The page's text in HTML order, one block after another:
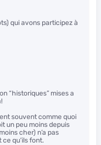
qui avons participez à
“historiques” mises a
souvent comme quoi
un peu moins depuis
cher) n’a pas
qu’ils font.